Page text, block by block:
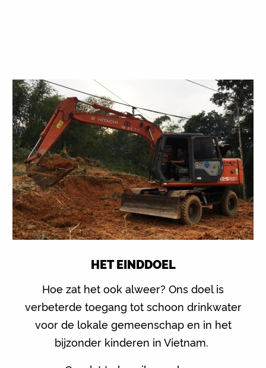
HET EINDDOEL
Hoe zat het ook alweer? Ons doel is
verbeterde toegang tot schoon drinkwater
voor de lokale gemeenschap en in het
bijzonder kinderen in Vietnam.